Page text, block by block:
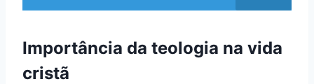
Importância da teologia na vida
cristã